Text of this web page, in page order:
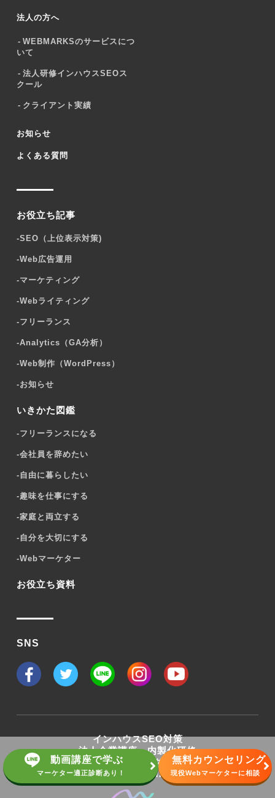
法人の方へ
WEBMARKSのサービスにつ
いて
法人研修インハウスSEOス
クール
クライアント実績
お知らせ
よくある質問
お役立ち記事
-SEO（上位表示対策)
-Web広告運用
-マーケティング
-Webライティング
-フリーランス
-Analytics（GA分析）
-Web制作（WordPress）
-お知らせ
いきかた図鑑
-フリーランスになる
-会社員を辞めたい
-自由に暮らしたい
-趣味を仕事にする
-家庭と両立する
-自分を大切にする
-Webマーケター
お役立ち資料
SNS
インハウスSEO対策
法人企業講座・内製化研修
Webマーケティングスクール
株式会社WEBMARKS
動画講座で学ぶ
マーケター適正診断あり！
無料カウンセリング
現役Webマーケターに相談